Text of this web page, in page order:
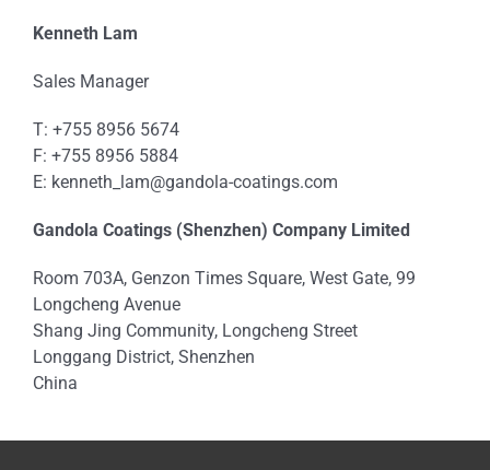
Kenneth Lam
Sales Manager
T: +755 8956 5674
F: +755 8956 5884
E: kenneth_lam@gandola-coatings.com
Gandola Coatings (Shenzhen) Company Limited
Room 703A, Genzon Times Square, West Gate, 99
Longcheng Avenue
Shang Jing Community, Longcheng Street
Longgang District, Shenzhen
China